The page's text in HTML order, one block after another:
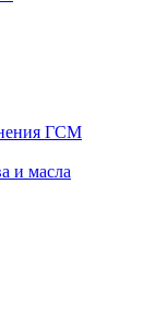
ГСМ
и масла